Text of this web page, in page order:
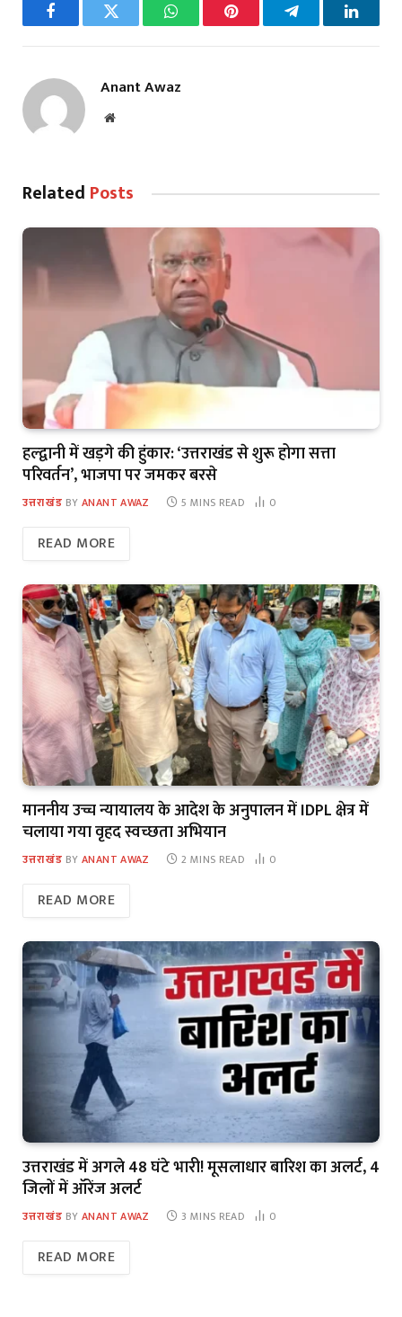
FacebookTwitter WhatsAppPinterest Telegram
Anant Awaz
Website
Related Posts
हल्द्वानी में खड़गे की हुंकार: ‘उत्तराखंड से शुरू होगा सत्ता
परिवर्तन’, भाजपा पर जमकर बरसे
उत्तराखंड BY ANANT AWAZ 5 MINS READ 0
READ MORE
माननीय उच्च न्यायालय के आदेश के अनुपालन में IDPL क्षेत्र में
चलाया गया वृहद स्वच्छता अभियान
उत्तराखंड BY ANANT AWAZ 2 MINS READ 0
READ MORE
उत्तराखंड में अगले 48 घंटे भारी! मूसलाधार बारिश का अलर्ट, 4
जिलों में ऑरेंज अलर्ट
उत्तराखंड BY ANANT AWAZ 3 MINS READ 0
READ MORE